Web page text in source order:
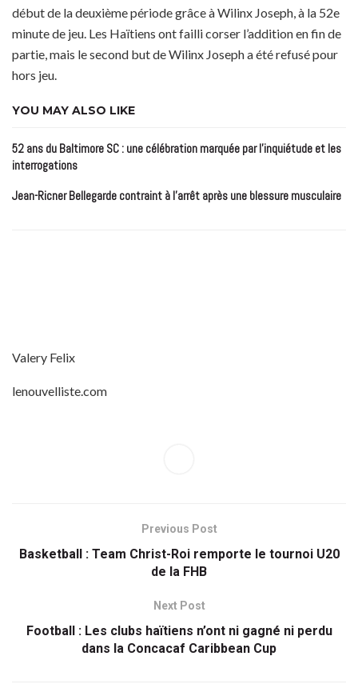
début de la deuxième période grâce à Wilinx Joseph, à la 52e
minute de jeu. Les Haïtiens ont failli corser l’addition en fin de
partie, mais le second but de Wilinx Joseph a été refusé pour
hors jeu.
YOU MAY ALSO LIKE
52 ans du Baltimore SC : une célébration marquée par l’inquiétude et les
interrogations
Jean-Ricner Bellegarde contraint à l’arrêt après une blessure musculaire
Valery Felix
lenouvelliste.com
Previous Post
Basketball : Team Christ-Roi remporte le tournoi U20
de la FHB
Next Post
Football : Les clubs haïtiens n’ont ni gagné ni perdu
dans la Concacaf Caribbean Cup